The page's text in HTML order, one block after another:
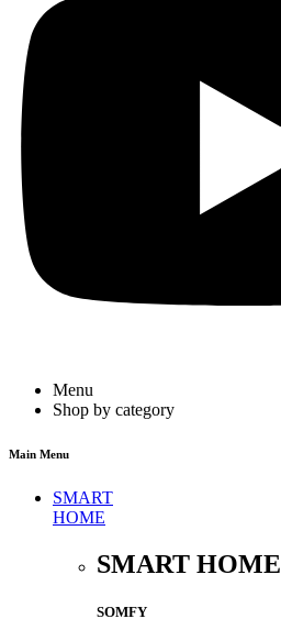
Menu
Shop by category
Main Menu
SMART
HOME
SMART HOME
SOMFY